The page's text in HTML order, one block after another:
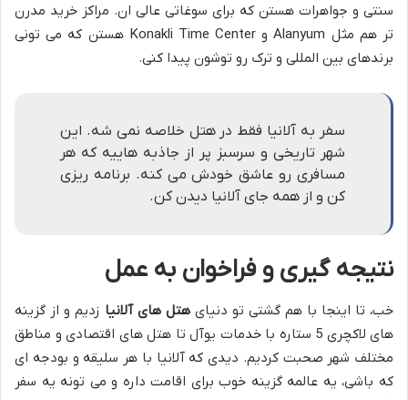
سنتی و جواهرات هستن که برای سوغاتی عالی ان. مراکز خرید مدرن
تر هم مثل Alanyum و Konakli Time Center هستن که می تونی
برندهای بین المللی و ترک رو توشون پیدا کنی.
سفر به آلانیا فقط در هتل خلاصه نمی شه. این
شهر تاریخی و سرسبز پر از جاذبه هاییه که هر
مسافری رو عاشق خودش می کنه. برنامه ریزی
کن و از همه جای آلانیا دیدن کن.
نتیجه گیری و فراخوان به عمل
خب، تا اینجا با هم گشتی تو دنیای هتل های آلانیا زدیم و از گزینه
های لاکچری 5 ستاره با خدمات یوآل تا هتل های اقتصادی و مناطق
مختلف شهر صحبت کردیم. دیدی که آلانیا با هر سلیقه و بودجه ای
که باشی، یه عالمه گزینه خوب برای اقامت داره و می تونه یه سفر